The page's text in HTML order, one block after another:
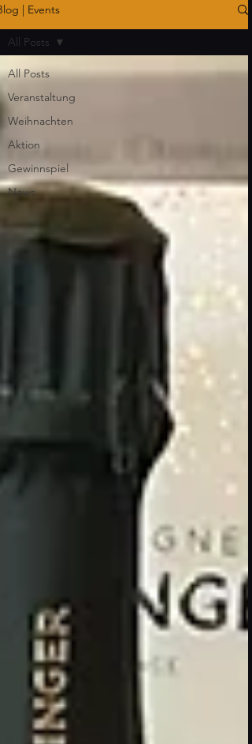
| Events
All Posts
Veranstaltung
Weihnachten
Aktion
Gewinnspiel
News
All Posts